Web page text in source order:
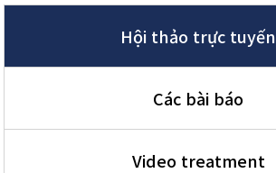
Hội thảo trực tuyến
Các bài báo
Video treatment